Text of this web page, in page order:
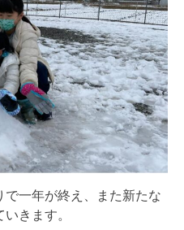
一年が終え、また新たな
きます。